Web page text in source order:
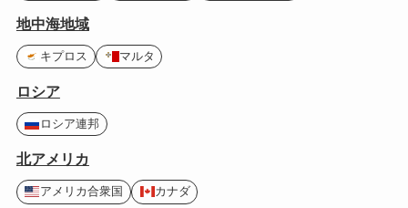
地中海地域
キプロス マルタ
ロシア
ロシア連邦
北アメリカ
アメリカ合衆国 カナダ